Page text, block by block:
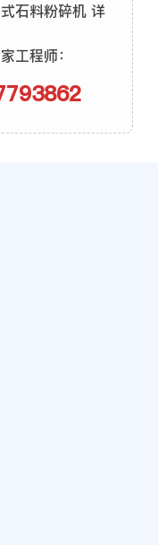
石料粉碎机 详
工程师：